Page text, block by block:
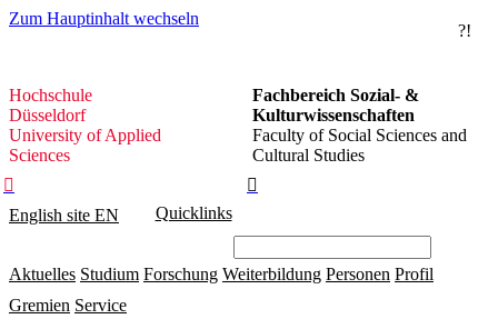
Zum Hauptinhalt wechseln
?!
Hochschule
Düsseldorf
Hochschule
Düsseldorf
University of Applied
Sciences
Fachbereich Sozial- &
Kulturwissenschaften
Faculty of Social Sciences and
Cultural Studies


English site EN Quicklinks
Aktuelles Studium Forschung Weiterbildung Personen Profil
Gremien Service